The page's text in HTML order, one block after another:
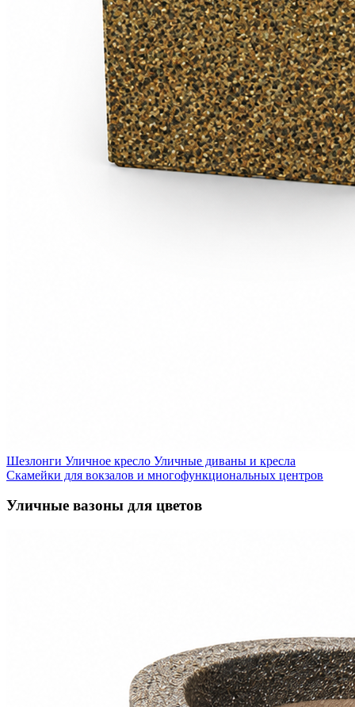
Шезлонги Уличное кресло Уличные диваны и кресла
Скамейки для вокзалов и многофункциональных центров
Уличные вазоны для цветов